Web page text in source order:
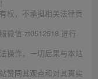
权，不承担相关法律责
微信 zt0512518 进行
操作，一切后果与本站
赞同其观点和对其真实